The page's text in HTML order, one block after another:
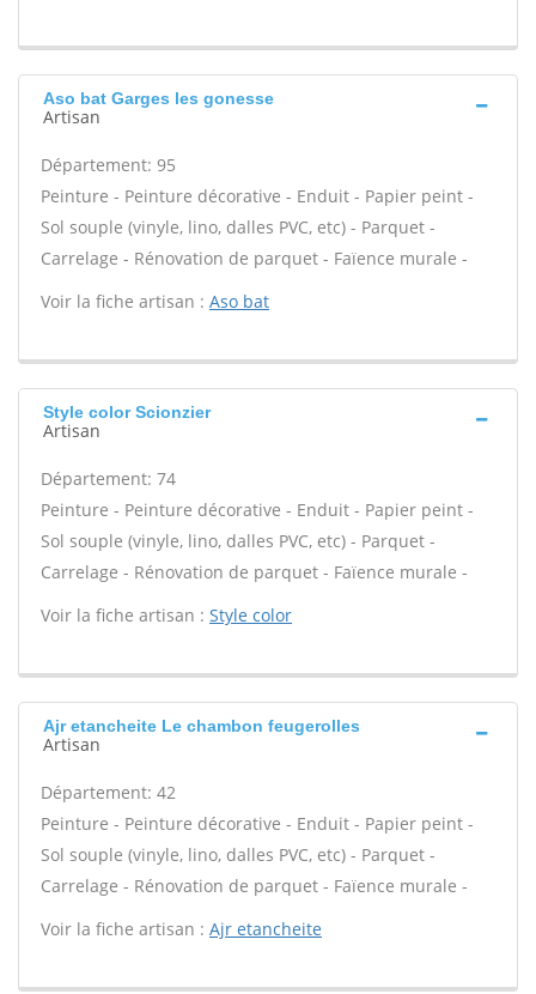
Aso bat Garges les gonesse
Artisan
Département: 95
Peinture - Peinture décorative - Enduit - Papier peint -
Sol souple (vinyle, lino, dalles PVC, etc) - Parquet -
Carrelage - Rénovation de parquet - Faïence murale -
Voir la fiche artisan : Aso bat
Style color Scionzier
Artisan
Département: 74
Peinture - Peinture décorative - Enduit - Papier peint -
Sol souple (vinyle, lino, dalles PVC, etc) - Parquet -
Carrelage - Rénovation de parquet - Faïence murale -
Voir la fiche artisan : Style color
Ajr etancheite Le chambon feugerolles
Artisan
Département: 42
Peinture - Peinture décorative - Enduit - Papier peint -
Sol souple (vinyle, lino, dalles PVC, etc) - Parquet -
Carrelage - Rénovation de parquet - Faïence murale -
Voir la fiche artisan : Ajr etancheite